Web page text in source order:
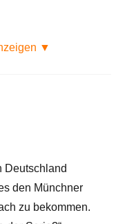
▼
Deutschland
den Münchner
zu bekommen.